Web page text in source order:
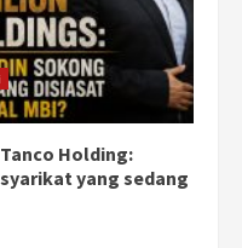
Holding:
yang sedang